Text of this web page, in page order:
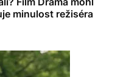
minulost režiséra